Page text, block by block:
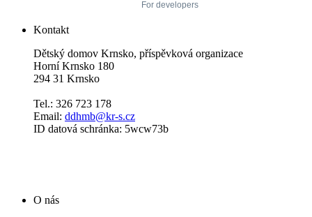
Kontakt
Dětský domov Krnsko, příspěvková organizace
Horní Krnsko 180
294 31 Krnsko
Tel.: 326 723 178
Email: ddhmb@kr-s.cz
ID datová schránka: 5wcw73b
O nás